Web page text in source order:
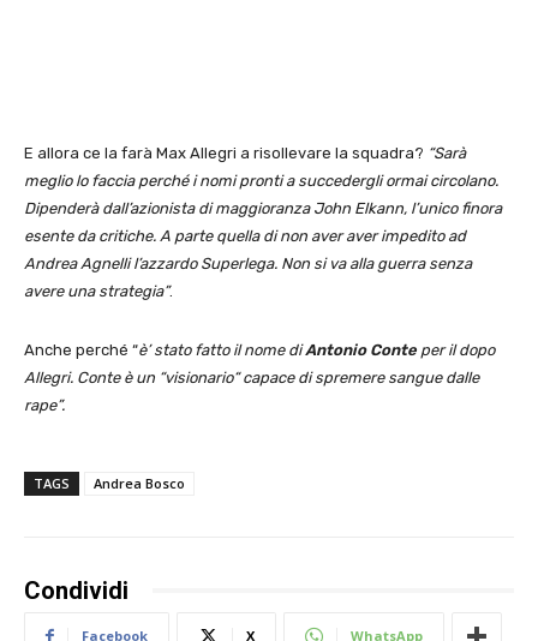
E allora ce la farà Max Allegri a risollevare la squadra? “Sarà
meglio lo faccia perché i nomi pronti a succedergli ormai circolano.
Dipenderà dall’azionista di maggioranza John Elkann, l’unico finora
esente da critiche. A parte quella di non aver aver impedito ad
Andrea Agnelli l’azzardo Superlega. Non si va alla guerra senza
avere una strategia”.
Anche perché “è’ stato fatto il nome diAntonio Conte per il dopo
Allegri. Conte è un “visionario“ capace di spremere sangue dalle
rape”.
TAGS Andrea Bosco
Condividi
Facebook X WhatsApp